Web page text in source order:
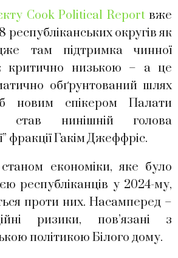
Cook Political Reportвже
республіканських округів як
там підтримка чинної
є критично низькою – а це
обґрунтований шлях
новим спікером Палати
став нинішній голова
фракції Гакім Джеффріс.
економіки, яке було
республіканців у 2024-му,
проти них. Насамперед –
ризики, пов’язані з
політикою Білого дому.